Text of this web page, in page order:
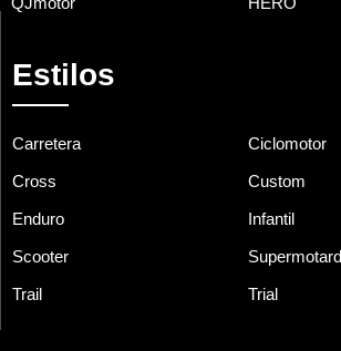
Estilos
Carretera Ciclomotor
Cross Custom
Enduro Infantil
Scooter Supermotard
Trail Trial